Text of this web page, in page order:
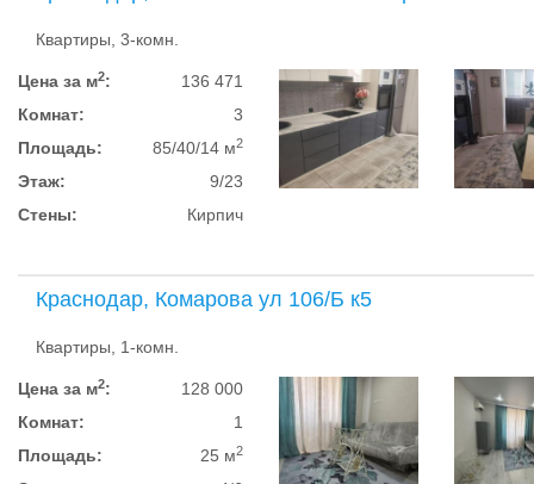
Квартиры, 3-комн.
Цена за м2:
136 471
Комнат:
3
Площадь:
85/40/14 м2
Этаж:
9/23
Стены:
Кирпич
Краснодар, Комарова ул 106/Б к5
Квартиры, 1-комн.
Цена за м2:
128 000
Комнат:
1
Площадь:
25 м2